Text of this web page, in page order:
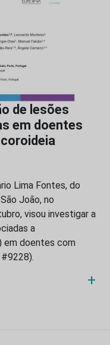
de lesões
em doentes
Lima Fontes, do
João, no
visou investigar a
a
em doentes com
+